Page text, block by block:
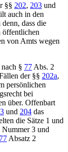
§§ 202, 203 und
auch in den
denn, dass die
öffentlichen
von Amts wegen
§ 77 Abs. 2
der §§ 202a,
persönlichen
bei
über. Offenbart
und 204 das
die Sätze 1 und
Nummer 3 und
77 Absatz 2